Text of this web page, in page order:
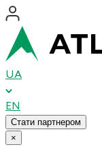
UA
EN
Стати партнером
×